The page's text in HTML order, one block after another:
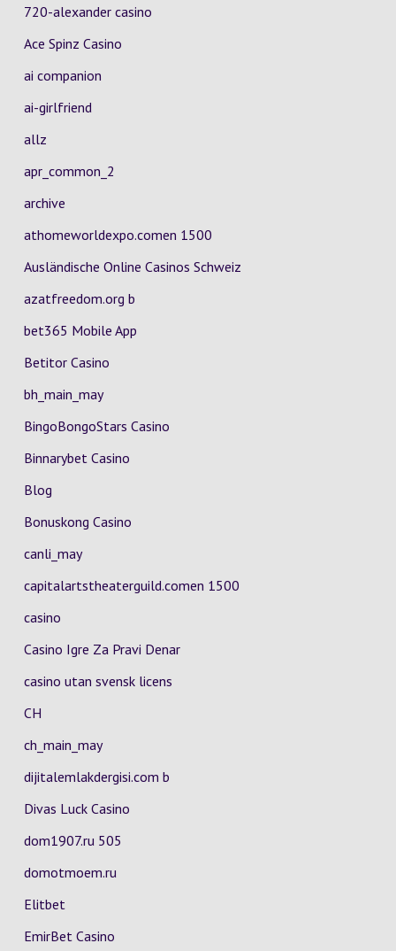
720-alexander casino
Ace Spinz Casino
ai companion
ai-girlfriend
allz
apr_common_2
archive
athomeworldexpo.comen 1500
Ausländische Online Casinos Schweiz
azatfreedom.org b
bet365 Mobile App
Betitor Casino
bh_main_may
BingoBongoStars Casino
Binnarybet Casino
Blog
Bonuskong Casino
canli_may
capitalartstheaterguild.comen 1500
casino
Casino Igre Za Pravi Denar
casino utan svensk licens
CH
ch_main_may
dijitalemlakdergisi.com b
Divas Luck Casino
dom1907.ru 505
domotmoem.ru
Elitbet
EmirBet Casino